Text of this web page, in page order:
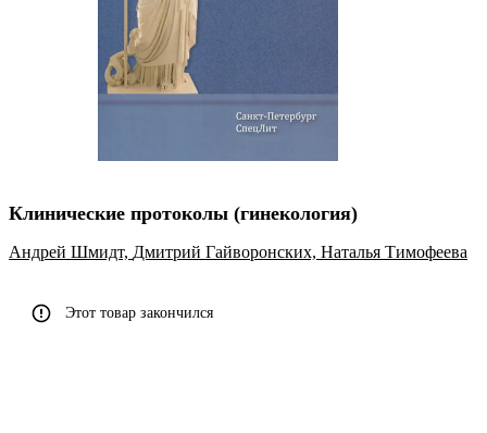
Клинические протоколы (гинекология)
Андрей Шмидт, Дмитрий Гайворонских, Наталья Тимофеева
Этот товар закончился